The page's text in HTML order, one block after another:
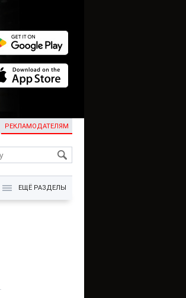
РЕКЛАМОДАТЕЛЯМ
KG
ЕЩЁ РАЗДЕЛЫ